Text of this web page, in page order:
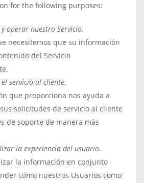
for the following purposes:
operar nuestro Servicio.
necesitemos que su información
del Servicio
servicio al cliente.
que proporciona nos ayuda a
solicitudes de servicio al cliente
de soporte de manera más
la experiencia del usuario.
la información en conjunto
cómo nuestros Usuarios como